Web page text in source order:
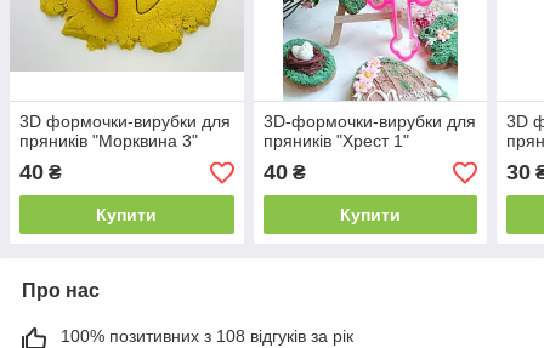
3D формочки-вирубки для
пряників "Морквина 3"
40 ₴
Купити
3D-формочки-вирубки для
пряників "Хрест 1"
40₴
Купити
3D
30
Про нас
100% позитивних з 108 відгуків за рік